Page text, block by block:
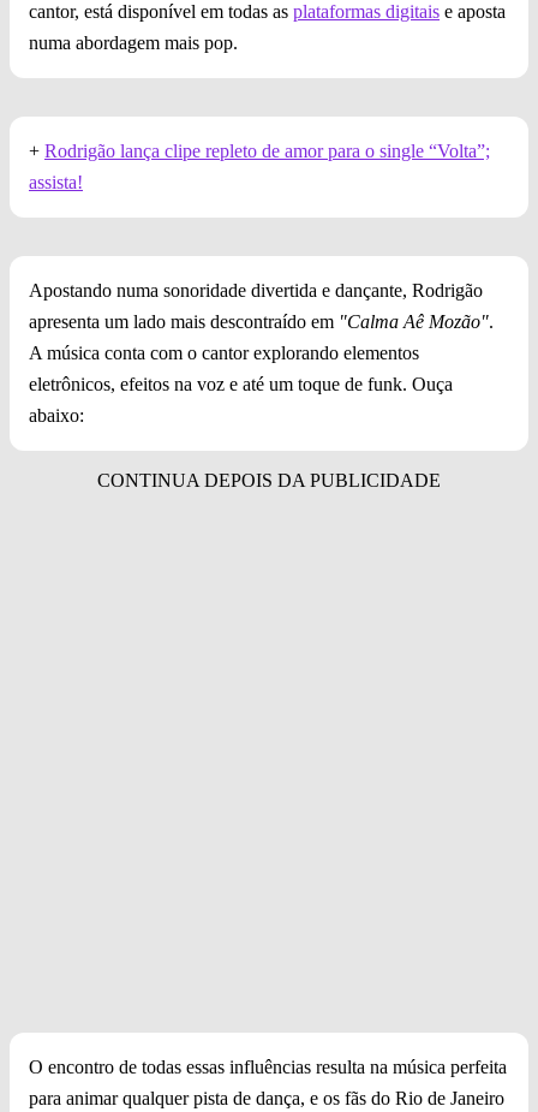
cantor, está disponível em todas as plataformas digitais e aposta
numa abordagem mais pop.
+ Rodrigão lança clipe repleto de amor para o single “Volta”;
assista!
Apostando numa sonoridade divertida e dançante, Rodrigão
apresenta um lado mais descontraído em "Calma Aê Mozão".
A música conta com o cantor explorando elementos
eletrônicos, efeitos na voz e até um toque de funk. Ouça
abaixo:
O encontro de todas essas influências resulta na música perfeita
para animar qualquer pista de dança, e os fãs do Rio de Janeiro